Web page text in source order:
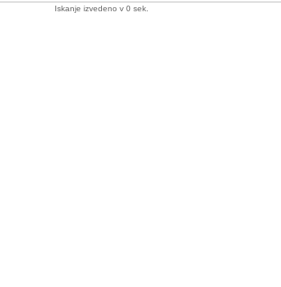
Iskanje izvedeno v 0 sek.